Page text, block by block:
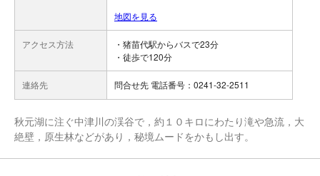
地図を見る
アクセス方法
・猪苗代駅からバスで23分
・徒歩で120分
連絡先 問合せ先 電話番号：0241-32-2511
秋元湖に注ぐ中津川の渓谷で，約１０キロにわたり滝や急流，大
絶壁，原生林などがあり，秘境ムードをかもし出す。